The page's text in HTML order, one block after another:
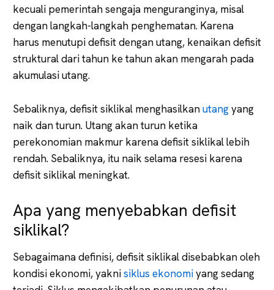
kecuali pemerintah sengaja menguranginya, misal
dengan langkah-langkah penghematan. Karena
harus menutupi defisit dengan utang, kenaikan defisit
struktural dari tahun ke tahun akan mengarah pada
akumulasi utang.
Sebaliknya, defisit siklikal menghasilkanutangyang
naik dan turun. Utang akan turun ketika
perekonomian makmur karena defisit siklikal lebih
rendah. Sebaliknya, itu naik selama resesi karena
defisit siklikal meningkat.
Apa yang menyebabkan defisit
siklikal?
Sebagaimana definisi, defisit siklikal disebabkan oleh
kondisi ekonomi, yaknisiklus ekonomiyang sedang